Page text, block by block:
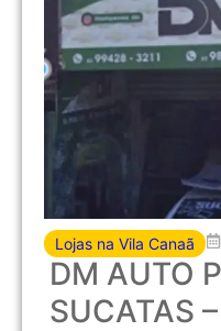
Lojas na Vila Canaã
DM AUTO
SUCATAS